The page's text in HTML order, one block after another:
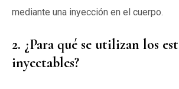
mediante una inyección en el cuerpo.
2. ¿Para qué se utilizan los
inyectables?